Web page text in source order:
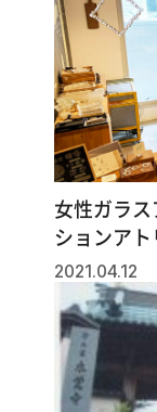
女性ガラ
ションアト
2021.04.12